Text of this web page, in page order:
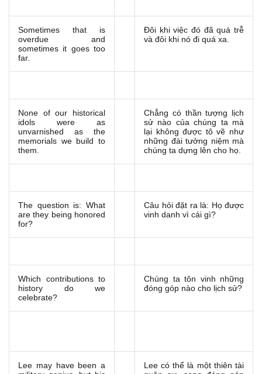
Sometimes that is
overdue and
sometimes it goes too
far.
Đôi khi việc đó đã quá trễ
và đôi khi nó đi quá xa.
None of our historical
idols were as
unvarnished as the
memorials we build to
them.
Chẳng có thần tượng lịch
sử nào của chúng ta mà
lại không được tô vẽ như
những đài tưởng niệm mà
chúng ta dựng lên cho họ.
The question is: What
are they being honored
for?
Câu hỏi đặt ra là: Họ được
vinh danh vì cái gì?
Which contributions to
history do we
celebrate?
Chúng ta tôn vinh những
đóng góp nào cho lịch sử?
Lee may have been a
Lee có thể là một thiên tài